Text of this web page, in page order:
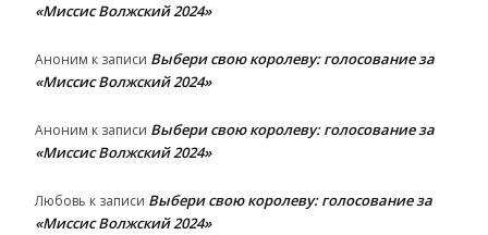
«Миссис Волжский 2024»
Аноним к записи Выбери свою королеву: голосование за
«Миссис Волжский 2024»
Аноним к записи Выбери свою королеву: голосование за
«Миссис Волжский 2024»
Любовь к записи Выбери свою королеву: голосование за
«Миссис Волжский 2024»